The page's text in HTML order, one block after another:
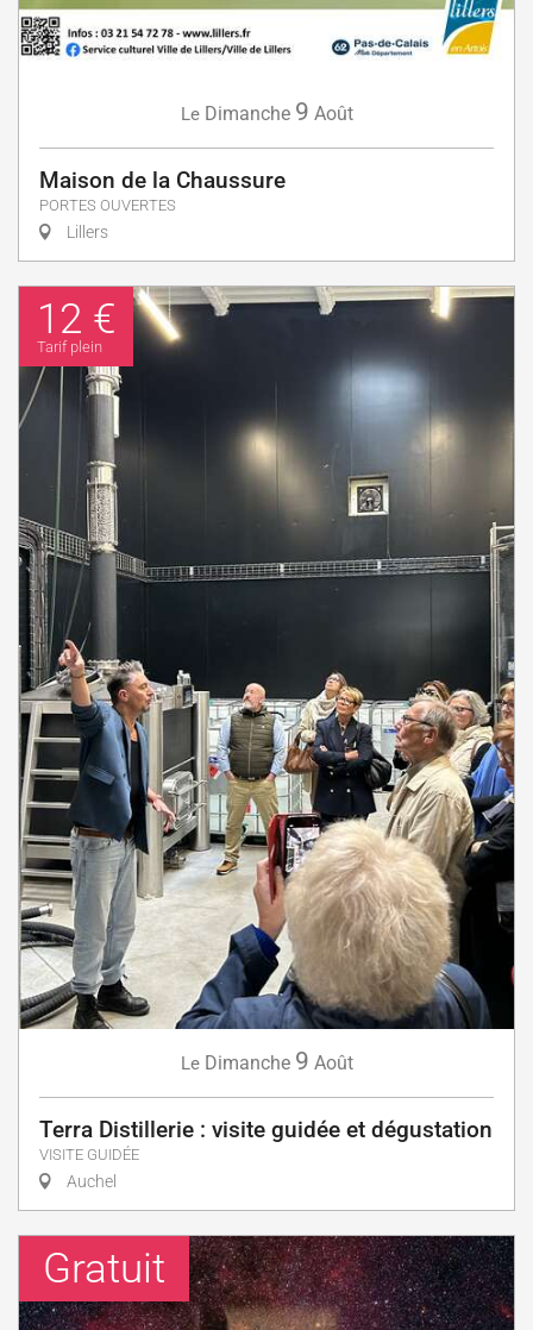
Le Dimanche 9 Août
Maison de la Chaussure
PORTES OUVERTES
Lillers
12 €
Tarif plein
Le Dimanche 9 Août
Terra Distillerie : visite guidée et dégustation
VISITE GUIDÉE
Auchel
Gratuit